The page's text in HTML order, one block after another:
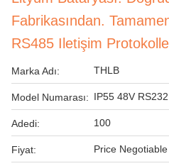
Fabrikasından.
RS485 Iletişim
Marka Adı: THLB
Model Numarası: IP55 48V
Adedi: 100
Fiyat: Price Negotiable